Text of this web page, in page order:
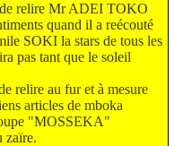
relire Mr ADEI TOKO
quand il a reécouté
SOKI la stars de tous les
pas tant que le soleil
relire au fur et à mesure
articles de mboka
"MOSSEKA"
zaïre.